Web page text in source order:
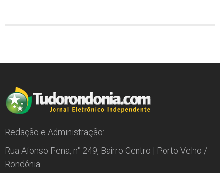
Redação e Administração:
Rua Afonso Pena, n° 249, Bairro Centro | Porto Velho /
Rondônia